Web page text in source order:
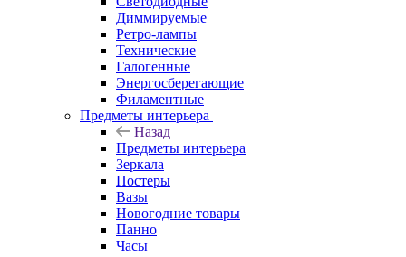
Диммируемые
Ретро-лампы
Технические
Галогенные
Энергосберегающие
Филаментные
Предметы интерьера
Назад
Предметы интерьера
Зеркала
Постеры
Вазы
Новогодние товары
Панно
Часы